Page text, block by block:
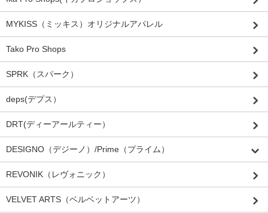
MYKISS（ミッキス）オリジナルアパレル
Tako Pro Shops
SPRK（スパーク）
deps(デプス）
DRT(ディーアールティー）
DESIGNO（デジーノ）/Prime（プライム）
REVONIK（レヴォニック）
VELVET ARTS（ベルベットアーツ）